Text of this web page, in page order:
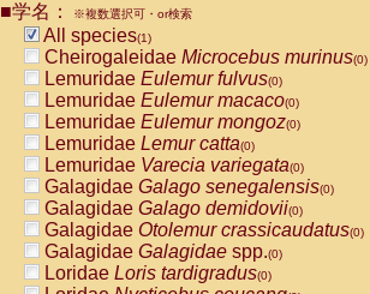
CebidaeCebus nigrivittatus
CebidaeCebus
CebidaeSaimiri boliviensis(0)
CebidaeSaimiri sciureus(0)
AtelidaeAlouatta caraya(0)
AtelidaeAlouatta fusca(0)
AtelidaeAlouatta seniculus
AtelidaeAlouattaspp.(0)
AtelidaeAteles belzebuth(0)
AtelidaeAteles geoffroyi(0)
AtelidaeAteles paniscus(0)
AtelidaeAtelesspp.(0)
Atelidae Lagothrix lagothricha
■学名： ※複数選択可・or検索
All species(1)
Cheirogaleidae Microcebus murinus(0)
Lemuridae Eulemur fulvus(0)
Lemuridae Eulemur macaco(0)
Lemuridae Eulemur mongoz(0)
Lemuridae Lemur catta(0)
Lemuridae Varecia variegata(0)
Galagidae Galago senegalensis(0)
Galagidae Galago demidovii(0)
Galagidae Otolemur crassicaudatus(0)
Galagidae Galagidae spp.(0)
Loridae Loris tardigradus(0)